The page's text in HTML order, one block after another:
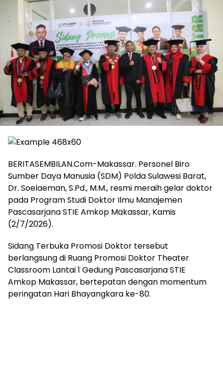
BERITASEMBILAN.Com-Makassar. Personel Biro
Sumber Daya Manusia (SDM) Polda Sulawesi Barat,
Dr. Soelaeman, S.Pd., M.M., resmi meraih gelar doktor
pada Program Studi Doktor Ilmu Manajemen
Pascasarjana STIE Amkop Makassar, Kamis
(2/7/2026).
Sidang Terbuka Promosi Doktor tersebut
berlangsung di Ruang Promosi Doktor Theater
Classroom Lantai 1 Gedung Pascasarjana STIE
Amkop Makassar, bertepatan dengan momentum
peringatan Hari Bhayangkara ke-80.